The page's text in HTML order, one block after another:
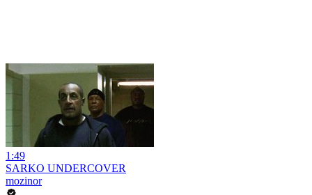
1:49
SARKO UNDERCOVER
mozinor